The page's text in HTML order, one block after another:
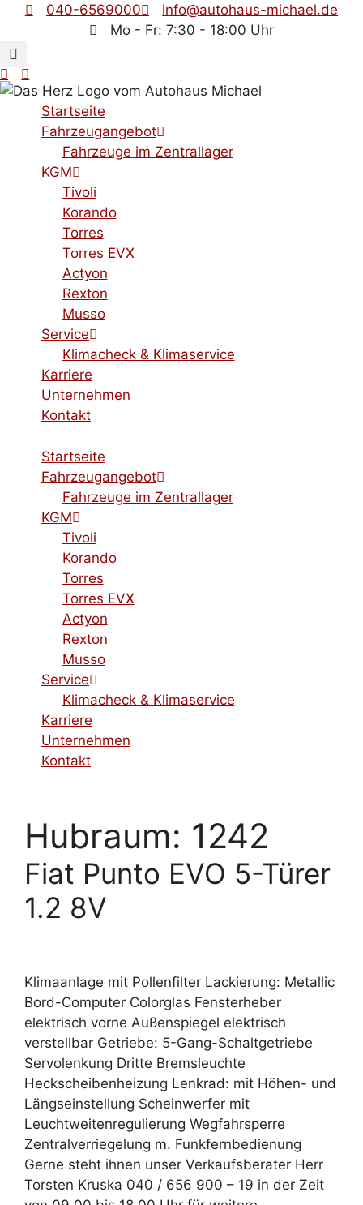
Zum
springen
040-6569000
info@autohaus-michael.de
Mo - Fr: 7:30 - 18:00 Uhr
Startseite
Fahrzeugangebot
Fahrzeuge im Zentrallager
KGM
Tivoli
Korando
Torres
Torres EVX
Actyon
Rexton
Musso
Service
Klimacheck & Klimaservice
Karriere
Unternehmen
Kontakt
Startseite
Fahrzeugangebot
Fahrzeuge im Zentrallager
KGM
Tivoli
Korando
Torres
Torres EVX
Actyon
Rexton
Musso
Service
Klimacheck & Klimaservice
Karriere
Unternehmen
Kontakt
Hubraum: 1242
Fiat Punto EVO 5-Türer
1.2 8V
Klimaanlage mit Pollenfilter Lackierung: Metallic
Bord-Computer Colorglas Fensterheber
elektrisch vorne Außenspiegel elektrisch
verstellbar Getriebe: 5-Gang-Schaltgetriebe
Servolenkung Dritte Bremsleuchte
Heckscheibenheizung Lenkrad: mit Höhen- und
Längseinstellung Scheinwerfer mit
Leuchtweitenregulierung Wegfahrsperre
Zentralverriegelung m. Funkfernbedienung
Gerne steht ihnen unser Verkaufsberater Herr
Torsten Kruska 040 / 656 900 – 19 in der Zeit